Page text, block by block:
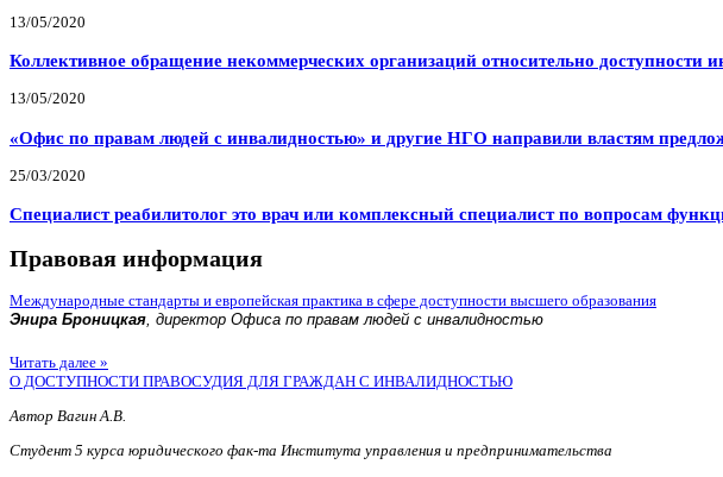
13/05/2020
Коллективное обращение некоммерческих организаций относительно
13/05/2020
«Офис по правам людей с инвалидностью» и другие НГО направили властям
25/03/2020
Специалист реабилитолог это врач или комплексный специалист по вопросам
Правовая информация
Международные стандарты и европейская практика в сфере доступности высшего образования
Энира Броницкая, директор Офиса по правам людей с инвалидностью
Читать далее »
О ДОСТУПНОСТИ ПРАВОСУДИЯ ДЛЯ ГРАЖДАН С ИНВАЛИДНОСТЬЮ
Автор Вагин А.В.
Студент 5 курса юридического фак-та Института управления и предпринимательства